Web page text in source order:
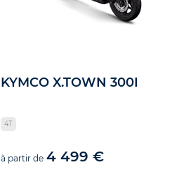
KYMCO X.TOWN 300I
4T
à partir de 4 499 €